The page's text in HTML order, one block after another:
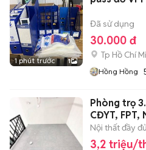
1 phút trước 1
Đã sử dụng
30.000 đ
Tp Hồ Chí
Hồng Hồng
Phòng trọ
CĐYT, FPT,
Nội thất đầy
3,2 triệu/